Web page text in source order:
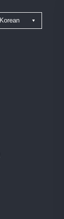
Korean